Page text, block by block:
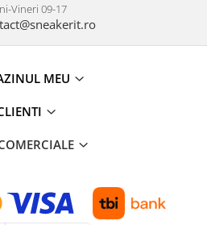
Vineri 09-17
MEU